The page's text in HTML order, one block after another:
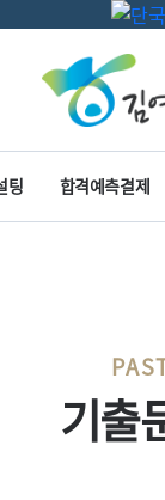
팅 합격예측결제
기출